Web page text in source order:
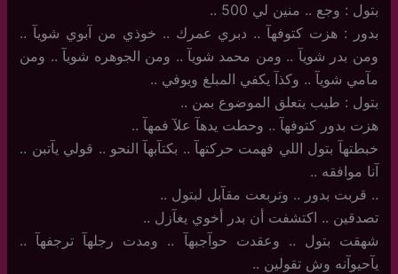
بتول : وجع .. منين لي 500 .. ‏
بدور : هزت كتوفهآ .. دبري عمرك .. خوذي من آبوي شويآ ..
ومن بدر شويآ .. ومن محمد شويآ .. ومن الجوهره شويآ .. ومن
مآمي شويآ .. وكذآ يكفي المبلغ ويوفي ..
بتول : طيب يتعلق الموضوع بمن ..
هزت بدور كتوفهآ .. وحطت يدهآ علآ فمهآ ..
خبطتهآ بتول اللي فهمت حركتهآ .. بكتآبهآ النحو .. قولي يآتبن ..
آنا موافقه ..
..‏ قربت بدور .. وتربعت مقآبل لبتول ..
تصدقين .. اكتشفت أن بدر أخوي يغآزل ..
شهقت بتول .. وعقدت حوآجبهآ .. ومدت رجلهآ ترجفهآ ..
يآحيوآنه وش تقولين ..